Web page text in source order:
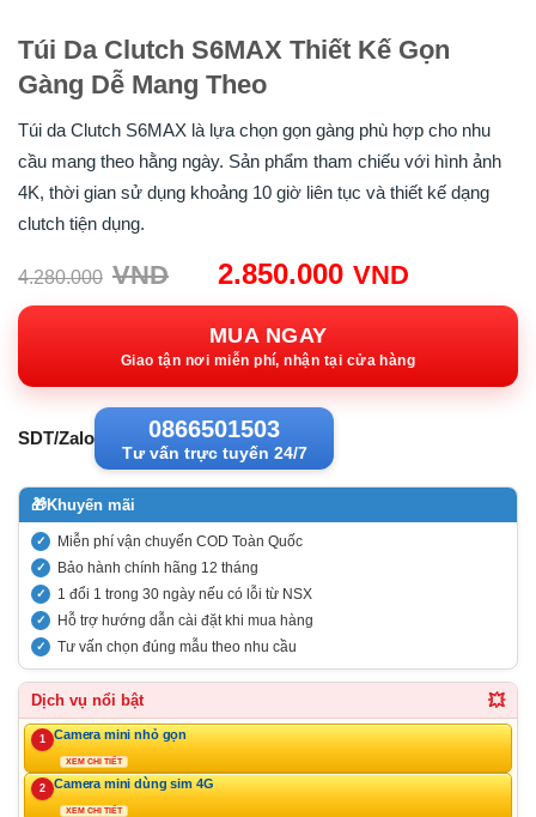
Túi Da Clutch S6MAX Thiết Kế Gọn
Gàng Dễ Mang Theo
Túi da Clutch S6MAX là lựa chọn gọn gàng phù hợp cho nhu
cầu mang theo hằng ngày. Sản phẩm tham chiếu với hình ảnh
4K, thời gian sử dụng khoảng 10 giờ liên tục và thiết kế dạng
clutch tiện dụng.
4.280.000 VND
Giá
gốc:
4.280.000VND.
2.850.000 VND
hiện
MUA NGAY
Giao tận nơi miễn phí, nhận tại cửa hàng
SDT/Zalo 0866501503
Tư vấn trực tuyến 24/7
🎁Khuyến mãi
Miễn phí vận chuyển COD Toàn Quốc
Bảo hành chính hãng 12 tháng
1 đổi 1 trong 30 ngày nếu có lỗi từ NSX
Hỗ trợ hướng dẫn cài đặt khi mua hàng
Tư vấn chọn đúng mẫu theo nhu cầu
Dịch vụ nổi bật 💥
1 Camera mini nhỏ gọn
XEM CHI TIẾT
2 Camera mini dùng sim 4G
XEM CHI TIẾT